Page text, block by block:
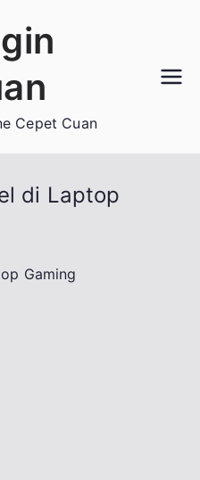
Cepet Cuan
di Laptop
Gaming